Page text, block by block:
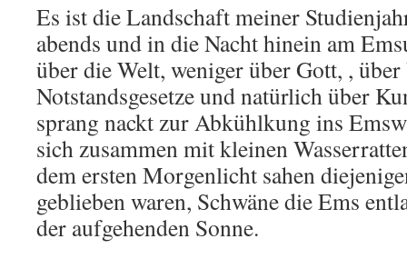
Es ist die Landschaft meiner
abends und in die Nacht hinein am
über die Welt, weniger über Gott, ,
Notstandsgesetze und natürlich über
sprang nackt zur Abkühlkung ins
sich zusammen mit kleinen
dem ersten Morgenlicht sahen
geblieben waren, Schwäne die Ems
der aufgehenden Sonne.